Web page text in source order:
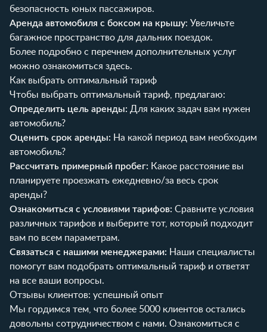
безопасность юных пассажиров.
Аренда автомобиля с боксом на крышу: Увеличьте
багажное пространство для дальних поездок.
Более подробно с перечнем дополнительных услуг
можно ознакомиться здесь.
Как выбрать оптимальный тариф
Чтобы выбрать оптимальный тариф, предлагаю:
Определить цель аренды: Для каких задач вам нужен
автомобиль?
Оценить срок аренды: На какой период вам необходим
автомобиль?
Рассчитать примерный пробег: Какое расстояние вы
планируете проезжать ежедневно/за весь срок
аренды?
Ознакомиться с условиями тарифов: Сравните условия
различных тарифов и выберите тот, который подходит
вам по всем параметрам.
Связаться с нашими менеджерами: Наши специалисты
помогут вам подобрать оптимальный тариф и ответят
на все ваши вопросы.
Отзывы клиентов: успешный опыт
Мы гордимся тем, что более 5000 клиентов остались
довольны сотрудничеством с нами. Ознакомиться с